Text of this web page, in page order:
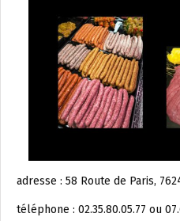
adresse : 58 Route de Paris,
téléphone : 02.35.80.05.77 ou